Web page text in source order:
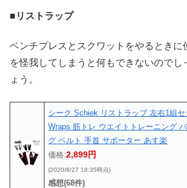
■リストラップ
ベンチプレスとスクワットをやるときに
を怪我してしまうと何もできないのでし
ょう。
シーク Schiek リストラップ 左右1組
Wraps 筋トレ ウエイトトレーニング
グ ベルト 手首 サポーター あす楽
価格:2,899円
(2020/8/27 18:35時点)
感想(68件)